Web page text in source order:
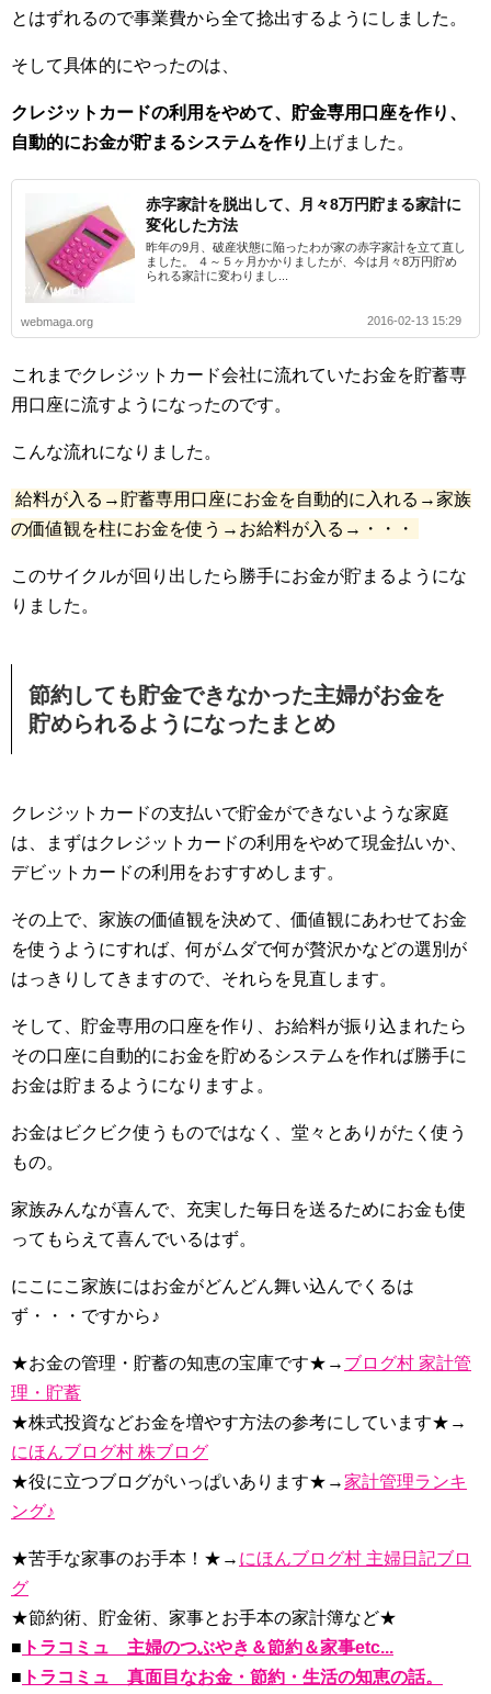
とはずれるので事業費から全て捻出するようにしました。
そして具体的にやったのは、
クレジットカードの利用をやめて、貯金専用口座を作り、
自動的にお金が貯まるシステムを作り
上げました。
赤字家計を脱出して、月々8万円貯まる家計に
変化した方法
昨年の9月、破産状態に陥ったわが家の赤字家計を立て直し
ました。 ４～５ヶ月かかりましたが、今は月々8万円貯め
られる家計に変わりまし...
webmaga.org 2016-02-13 15:29
これまでクレジットカード会社に流れていたお金を貯蓄専
用口座に流すようになったのです。
こんな流れになりました。
給料が入る→貯蓄専用口座にお金を自動的に入れる→家族
の価値観を柱にお金を使う→お給料が入る→・・・
このサイクルが回り出したら勝手にお金が貯まるようにな
りました。
節約しても貯金できなかった主婦がお金を
貯められるようになったまとめ
クレジットカードの支払いで貯金ができないような家庭
は、まずはクレジットカードの利用をやめて現金払いか、
デビットカードの利用をおすすめします。
その上で、家族の価値観を決めて、価値観にあわせてお金
を使うようにすれば、何がムダで何が贅沢かなどの選別が
はっきりしてきますので、それらを見直します。
そして、貯金専用の口座を作り、お給料が振り込まれたら
その口座に自動的にお金を貯めるシステムを作れば勝手に
お金は貯まるようになりますよ。
お金はビクビク使うものではなく、堂々とありがたく使う
もの。
家族みんなが喜んで、充実した毎日を送るためにお金も使
ってもらえて喜んでいるはず。
にこにこ家族にはお金がどんどん舞い込んでくるは
ず・・・ですから♪
★お金の管理・貯蓄の知恵の宝庫です★→ ブログ村 家計管
理・貯蓄
★株式投資などお金を増やす方法の参考にしています★→
にほんブログ村 株ブログ
★役に立つブログがいっぱいあります★→家計管理ランキ
ング♪
★苦手な家事のお手本！★→ にほんブログ村 主婦日記ブロ
グ
★節約術、貯金術、家事とお手本の家計簿など★
■ トラコミュ 主婦のつぶやき＆節約＆家事etc...
■ トラコミュ 真面目なお金・節約・生活の知恵の話。